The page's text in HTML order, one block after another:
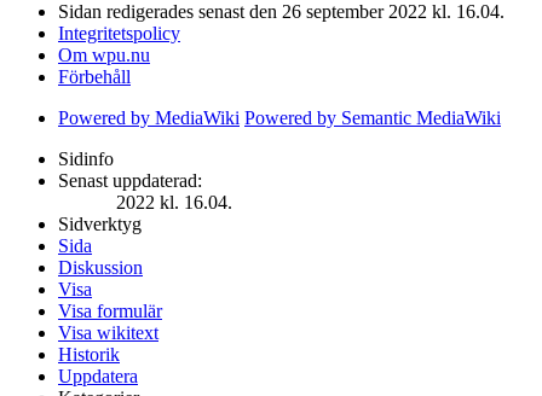
Sidan redigerades senast den 26 september 2022 kl. 16.04.
Integritetspolicy
Om wpu.nu
Förbehåll
Powered by MediaWiki Powered by Semantic MediaWiki
Sidinfo
Senast uppdaterad:
2022 kl. 16.04.
Sidverktyg
Sida
Diskussion
Visa
Visa formulär
Visa wikitext
Historik
Uppdatera